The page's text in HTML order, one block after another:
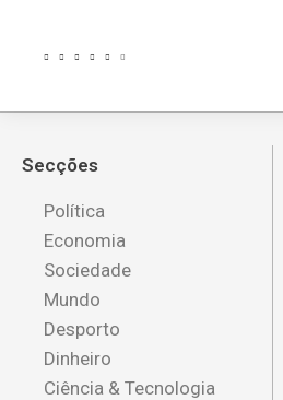
Secções
Política
Economia
Sociedade
Mundo
Desporto
Dinheiro
Ciência & Tecnologia